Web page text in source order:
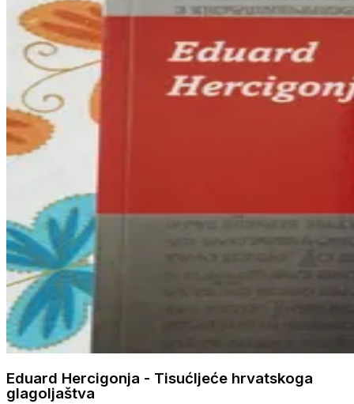
Eduard Hercigonja - Tisućljeće hrvatskoga
glagoljaštva